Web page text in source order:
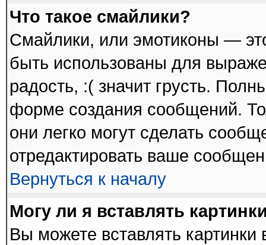
Что такое смайлики?
Смайлики, или эмотиконы —
быть использованы для
радость, :( значит грусть.
форме создания сообщений.
они легко могут сделать
отредактировать ваше
Вернуться к началу
Могу ли я вставлять
Вы можете вставлять